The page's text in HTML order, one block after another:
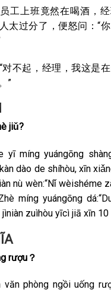
工上班竟然在喝酒，
太过分了，便怒问：“
对不起，经理，我这是
”
jiǔ?
yī míng yuángōng
dào de shíhòu, xīn
nù wèn:“Nǐ wèishéme
míng yuángōng
zuìhòu yīcì jiā xīn 10
rượu？
văn phòng ngồi uống